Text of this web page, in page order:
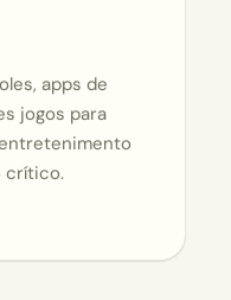
apps de
jogos para
crítico.